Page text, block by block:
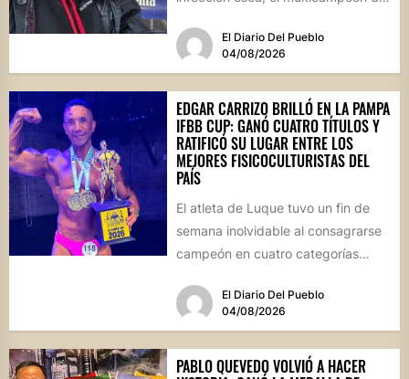
El Diario Del Pueblo
04/08/2026
EDGAR CARRIZO BRILLÓ EN LA PAMPA
IFBB CUP: GANÓ CUATRO TÍTULOS Y
RATIFICÓ SU LUGAR ENTRE LOS
MEJORES FISICOCULTURISTAS DEL
PAÍS
El atleta de Luque tuvo un fin de
semana inolvidable al consagrarse
campeón en cuatro categorías
competencia...El Diario Del Pueblo
04/08/2026
PABLO QUEVEDO VOLVIÓ A HACER